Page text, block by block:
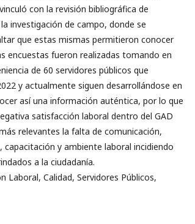
con la revisión bibliográfica de
investigación de campo, donde se
que estas mismas permitieron conocer
encuestas fueron realizadas tomando en
de 60 servidores públicos que
y actualmente siguen desarrollándose en
así una información auténtica, por lo que
satisfacción laboral dentro del GAD
relevantes la falta de comunicación,
y ambiente laboral incidiendo
a la ciudadanía.
Laboral, Calidad, Servidores Públicos,